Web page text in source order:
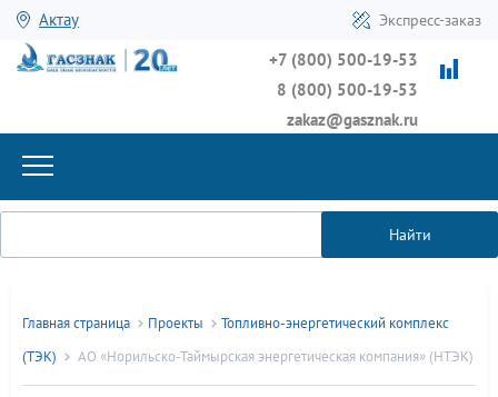
Актау Экспресс-заказ
+7 (800) 500-19-53
8 (800) 500-19-53
zakaz@gasznak.ru
Найти
Главная страница Проекты
Топливно-энергетический комплекс
(ТЭК)
АО «Норильско-Таймырская энергетическая компания» (НТЭК)